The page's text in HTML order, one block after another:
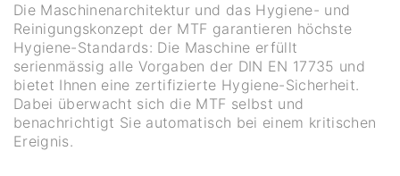
Die Maschinenarchitektur und das Hygiene- und
Reinigungskonzept der MTF garantieren höchste
Hygiene-Standards: Die Maschine erfüllt
serienmässig alle Vorgaben der DIN EN 17735 und
bietet Ihnen eine zertifizierte Hygiene-Sicherheit.
Dabei überwacht sich die MTF selbst und
benachrichtigt Sie automatisch bei einem kritischen
Ereignis.